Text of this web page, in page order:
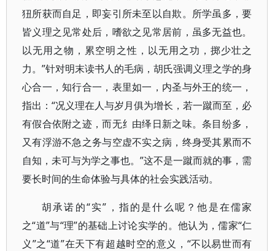
狃所获而自足，即妄引所未至以自欺。所学虽多，要
皆义理之见常处后，嗜欲之见常居前，虽多无益也。
以无用之物，累空明之性，以无用之功，掷少壮之
力。”针对明末读书人的毛病，胡氏强调义理之学的身
心合一，知行合一，表里如一，内圣与外王的统一，
指出：“况义理在人与岁月俱为增长，若一蹴而至，必
有假合依附之迹，而无纟由绎日新之味。条目纷多，
又有浮游不急之务与空虚不实之病，终身受其累而不
自知，未可与为学之事也。”这不是一蹴而就的事，需
要长时间的生命体验与具体的社会实践活动。
胡承诺的“实”，指的是什么呢？他是在儒家
之“道”与“理”的基础上讨论实学的。他认为，儒家“仁
义”之“道”在天下有超越时空的意义，“不以易世而有